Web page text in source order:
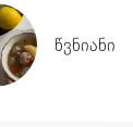
წვნიანი